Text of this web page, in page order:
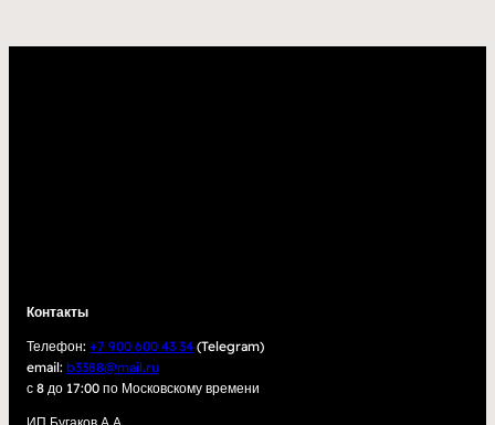
Контакты
Телефон: +7 900 600 43 34 (Telegram)
email: b3388@mail.ru
с 8 до 17:00 по Московскому времени